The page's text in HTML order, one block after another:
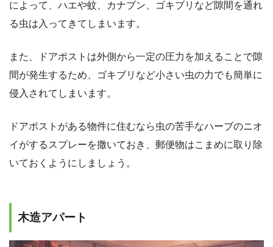
によって、ハエや蚊、カナブン、ゴキブリなど隙間を通れ
る虫は入ってきてしまいます。
また、ドアポストは外側から一定の圧力を加えることで隙
間が発生するため、ゴキブリなど小さい虫の力でも簡単に
侵入されてしまいます。
ドアポストがある物件に住むなら虫の苦手なハーブのニオ
イがするスプレーを撒いておき、郵便物はこまめに取り除
いておくようにしましょう。
木造アパート